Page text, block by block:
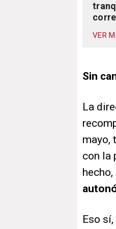
VER
Sin
La
mayo,
con la
Eso